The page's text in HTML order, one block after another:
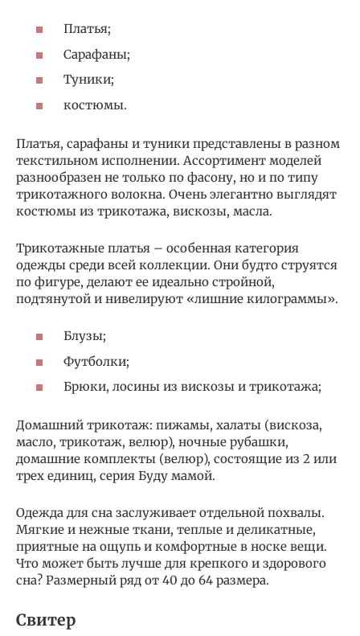
Платья;
Сарафаны;
Туники;
костюмы.
Платья, сарафаны и туники представлены в разном
текстильном исполнении. Ассортимент моделей
разнообразен не только по фасону, но и по типу
трикотажного волокна. Очень элегантно выглядят
костюмы из трикотажа, вискозы, масла.
Трикотажные платья – особенная категория
одежды среди всей коллекции. Они будто струятся
по фигуре, делают ее идеально стройной,
подтянутой и нивелируют «лишние килограммы».
Блузы;
Футболки;
Брюки, лосины из вискозы и трикотажа;
Домашний трикотаж: пижамы, халаты (вискоза,
масло, трикотаж, велюр), ночные рубашки,
домашние комплекты (велюр), состоящие из 2 или
трех единиц, серия Буду мамой.
Одежда для сна заслуживает отдельной похвалы.
Мягкие и нежные ткани, теплые и деликатные,
приятные на ощупь и комфортные в носке вещи.
Что может быть лучше для крепкого и здорового
сна? Размерный ряд от 40 до 64 размера.
Свитер